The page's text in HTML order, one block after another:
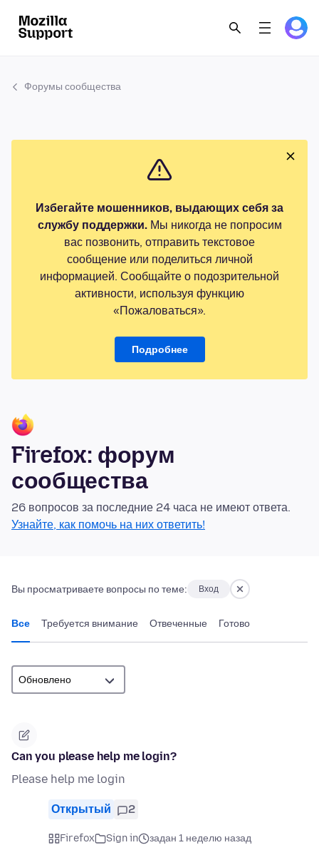
Форумы сообщества
Избегайте мошенников, выдающих себя за
службу поддержки.Мы никогда не попросим
вас позвонить, отправить текстовое
сообщение или поделиться личной
информацией. Сообщайте о подозрительной
активности, используя функцию
«Пожаловаться».
Подробнее
Firefox: форум
сообщества
26 вопросов за последние 24 часа не имеют ответа.
Узнайте, как помочь на них ответить!
Вы просматриваете вопросы по теме: Вход
Все Требуется внимание Отвеченные Готово
Can you please help me login?
Please help me login
Открытый 2
Firefox Sign in
задан 1 неделю назад